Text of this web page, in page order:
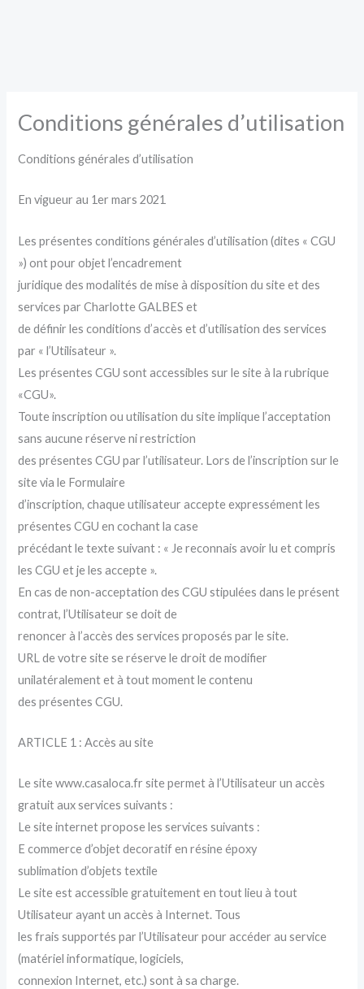
Conditions générales d’utilisation
Conditions générales d’utilisation
En vigueur au 1er mars 2021
Les présentes conditions générales d’utilisation (dites « CGU
») ont pour objet l’encadrement
juridique des modalités de mise à disposition du site et des
services par Charlotte GALBES et
de définir les conditions d’accès et d’utilisation des services
par « l’Utilisateur ».
Les présentes CGU sont accessibles sur le site à la rubrique
«CGU».
Toute inscription ou utilisation du site implique l’acceptation
sans aucune réserve ni restriction
des présentes CGU par l’utilisateur. Lors de l’inscription sur le
site via le Formulaire
d’inscription, chaque utilisateur accepte expressément les
présentes CGU en cochant la case
précédant le texte suivant : « Je reconnais avoir lu et compris
les CGU et je les accepte ».
En cas de non-acceptation des CGU stipulées dans le présent
contrat, l’Utilisateur se doit de
renoncer à l’accès des services proposés par le site.
URL de votre site se réserve le droit de modifier
unilatéralement et à tout moment le contenu
des présentes CGU.
ARTICLE 1 : Accès au site
Le site www.casaloca.fr site permet à l’Utilisateur un accès
gratuit aux services suivants :
Le site internet propose les services suivants :
E commerce d’objet decoratif en résine époxy
sublimation d’objets textile
Le site est accessible gratuitement en tout lieu à tout
Utilisateur ayant un accès à Internet. Tous
les frais supportés par l’Utilisateur pour accéder au service
(matériel informatique, logiciels,
connexion Internet, etc.) sont à sa charge.